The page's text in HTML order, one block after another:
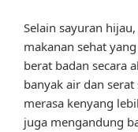
Selain sayuran
makanan sehat
berat badan secara
banyak air dan
merasa kenyang
juga mengandung